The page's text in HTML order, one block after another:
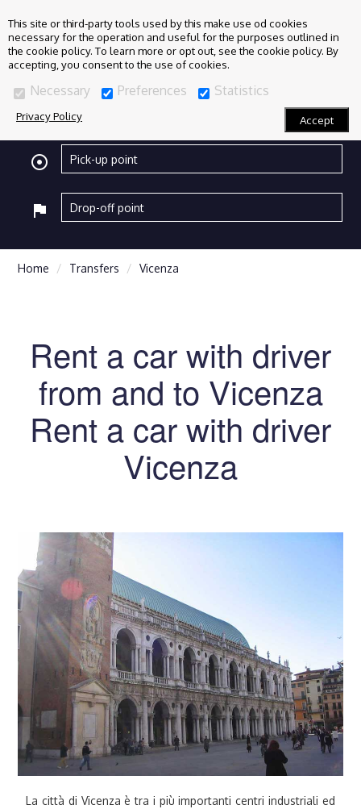
This site or third-party tools used by this make use od cookies
necessary for the operation and useful for the purposes outlined in
the cookie policy. To learn more or opt out, see the cookie policy. By
accepting, you consent to the use of cookies.
Necessary Preferences Statistics
Privacy Policy Accept
adjust
flag
Home Transfers Vicenza
Rent a car with driver
from and to Vicenza
Rent a car with driver
Vicenza
La città di Vicenza è tra i più importanti centri industriali ed